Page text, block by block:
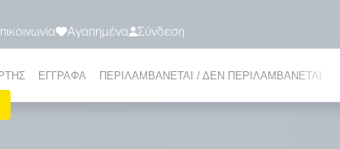
Αγαπημένα Σύνδεση
EΓΓΡΑΦΑ ΠΕΡΙΛΑΜΒΑΝΕΤΑΙ / ΔΕΝ ΠΕΡΙΛΑΜΒΑΝΕΤΑΙ